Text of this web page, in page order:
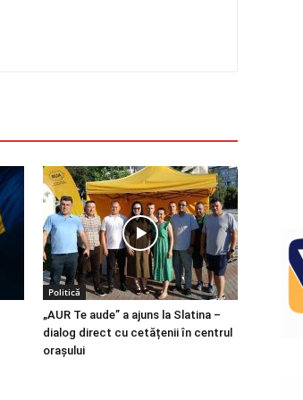
Politică
„AUR Te aude” a ajuns la Slatina –
dialog direct cu cetățenii în centrul
orașului